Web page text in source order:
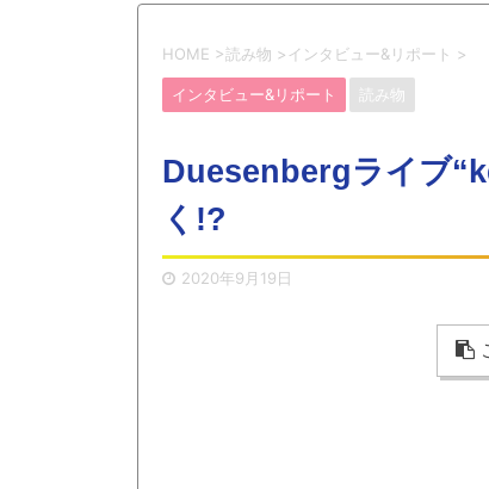
HOME >読み物 > インタビュー&リポート >
インタビュー&リポート 読み物
Duesenbergライブ
く!?
2020年9月19日